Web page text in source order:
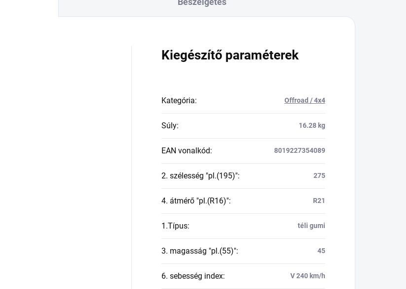
Kiegészítő paraméterek
Kategória: Offroad / 4x4
Súly: 16.28 kg
EAN vonalkód: 8019227354089
2. szélesség "pl.(195)": 275
4. átmérő "pl.(R16)": R21
1.Típus: téli gumi
3. magasság "pl.(55)": 45
6. sebesség index: V 240 km/h